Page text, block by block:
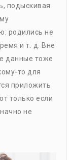
подыскивая
родились не
и т. д. Вне
данные тоже
то для
приложить
только если
не